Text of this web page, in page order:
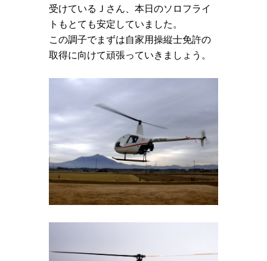
受けているＪさん、本日のソロフライ
トもとても安定していました。
この調子でまずは自家用操縦士免許の
取得に向けて頑張っていきましょう。